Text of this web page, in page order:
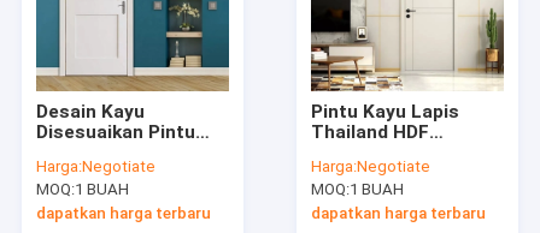
Desain Kayu
Disesuaikan Pintu
Kayu Keras Untuk
Apartemen
Harga:Negotiate
MOQ:1 BUAH
dapatkan harga terbaru
Pintu Kayu Lapis
Thailand HDF
Interior Disesuaikan
Harga:Negotiate
MOQ:1 BUAH
dapatkan harga terbaru